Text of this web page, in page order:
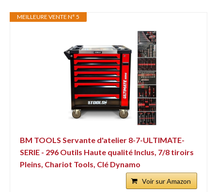
MEILLEURE VENTE N° 5
BM TOOLS Servante d'atelier 8-7-ULTIMATE-
SERIE - 296 Outils Haute qualité Inclus, 7/8 tiroirs
Pleins, Chariot Tools, Clé Dynamo
Voir sur Amazon